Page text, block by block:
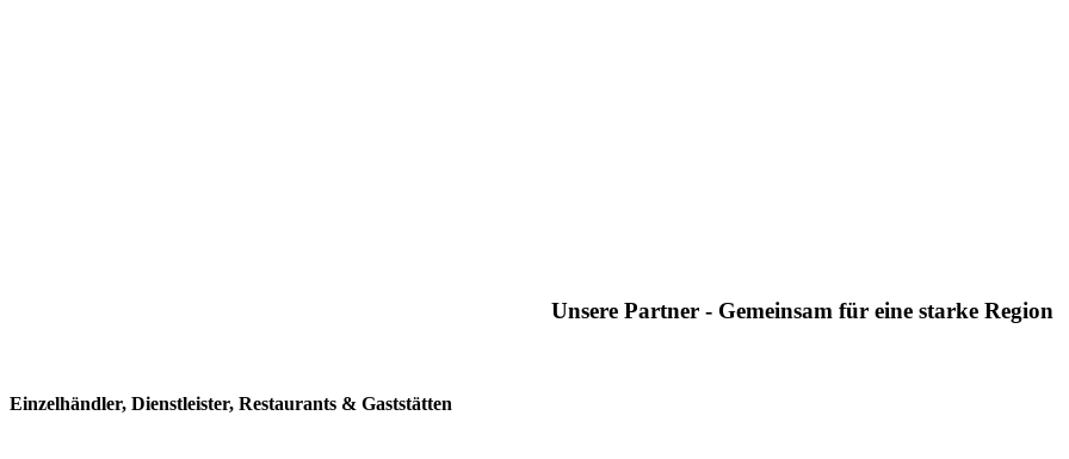
Unsere Partner - Gemeinsam für eine starke Region
Einzelhändler, Dienstleister, Restaurants & Gaststätten